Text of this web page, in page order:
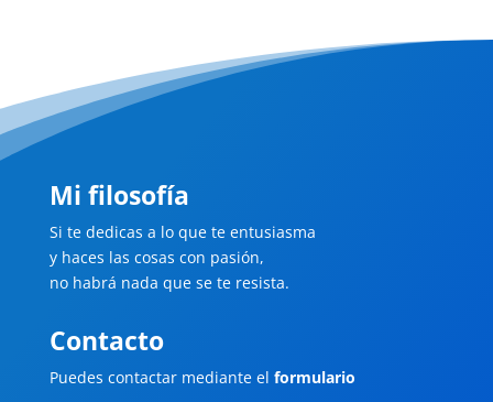
Mi filosofía
Si te dedicas a lo que te entusiasma
y haces las cosas con pasión,
no habrá nada que se te resista.
Contacto
Puedes contactar mediante el formulario